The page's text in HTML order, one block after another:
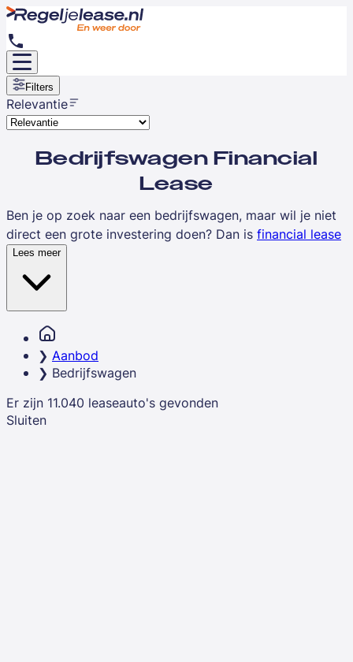
Filters
Relevantie
Bedrijfswagen Financial
Lease
Ben je op zoek naar een bedrijfswagen, maar wil je niet
direct een grote investering doen? Dan is financial lease
een goede optie voor jou!
BijRegeljelease.nl
Renault Trafic
Benieuwd naar het financial leasen van een
bedrijfswagens?
Ontdek hieronder alle bedrijfswagen financial lease
Lees meer
Aanbod
Bedrijfswagen
Er zijn 11.040 leaseauto's gevonden
Sluiten